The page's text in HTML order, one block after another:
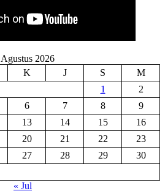
Agustus 2026
K J S
M
1
2
6 7 8
9
13 14 15
16
20 21 22
23
27 28 29
30
« Jul